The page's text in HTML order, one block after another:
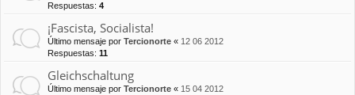
Respuestas: 4
¡Fascista, Socialista!
Último mensaje por Tercionorte « 12 06 2012
Respuestas: 11
Gleichschaltung
Último mensaje por Tercionorte « 15 04 2012